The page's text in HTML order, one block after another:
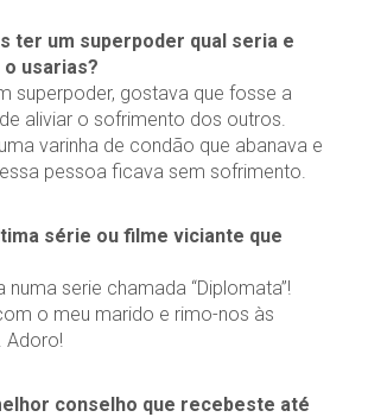
ter um superpoder qual seria e
usarias?
superpoder, gostava que fosse a
aliviar o sofrimento dos outros.
varinha de condão que abanava e
pessoa ficava sem sofrimento.
série ou filme viciante que
numa serie chamada “Diplomata”!
o meu marido e rimo-nos às
Adoro!
conselho que recebeste até